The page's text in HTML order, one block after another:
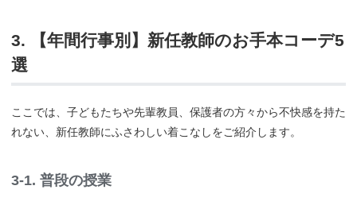
3. 【年間行事別】新任教師のお手本コーデ5
選
ここでは、子どもたちや先輩教員、保護者の方々から不快感を持た
れない、新任教師にふさわしい着こなしをご紹介します。
3-1. 普段の授業